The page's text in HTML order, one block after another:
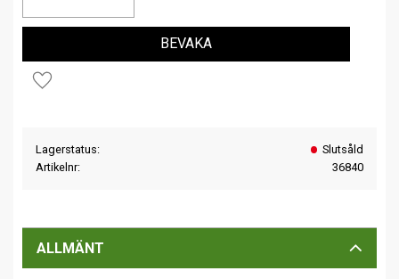
Lägg till i favoriter
BEVAKA
Lagerstatus
Slutsåld
Artikelnr
36840
ALLMÄNT